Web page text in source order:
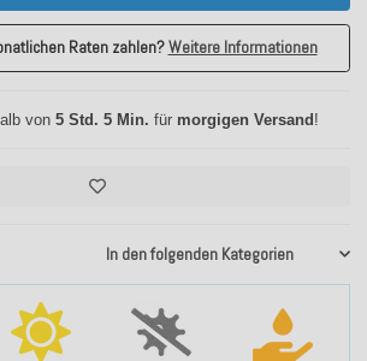
In den folgenden Kategorien
Raten zahlen?Weitere Informationen
von 5 Std. 5 Min. für morgigen Versand !